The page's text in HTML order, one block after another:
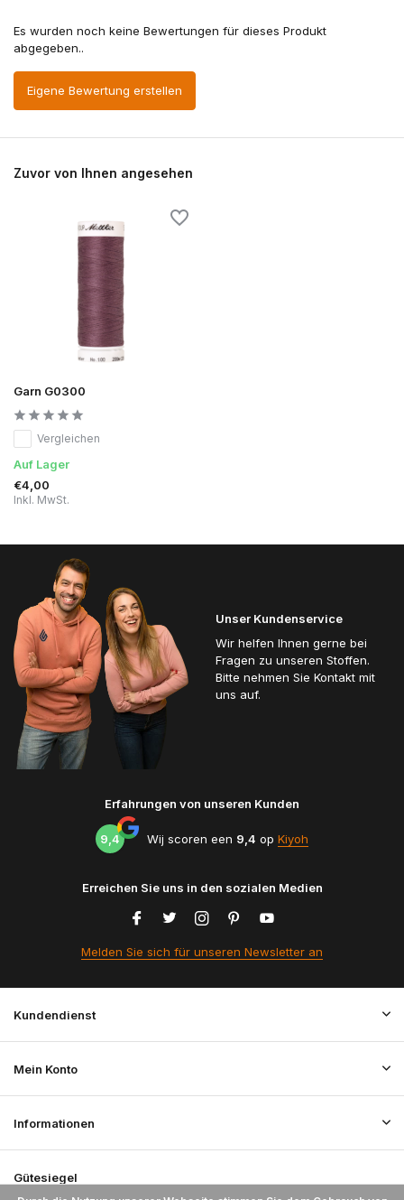
Es wurden noch keine Bewertungen für dieses Produkt
abgegeben..
Eigene Bewertung erstellen
Zuvor von Ihnen angesehen
Garn G0300
Vergleichen
Auf Lager
€4,00
Inkl. MwSt.
Unser Kundenservice
Wir helfen Ihnen gerne bei
Fragen zu unseren Stoffen.
Bitte nehmen Sie Kontakt mit
uns auf.
Erfahrungen von unseren Kunden
9,4 Wij scoren een 9,4 op Kiyoh
Erreichen Sie uns in den sozialen Medien
Melden Sie sich für unseren Newsletter an
Kundendienst
Mein Konto
Informationen
Gütesiegel